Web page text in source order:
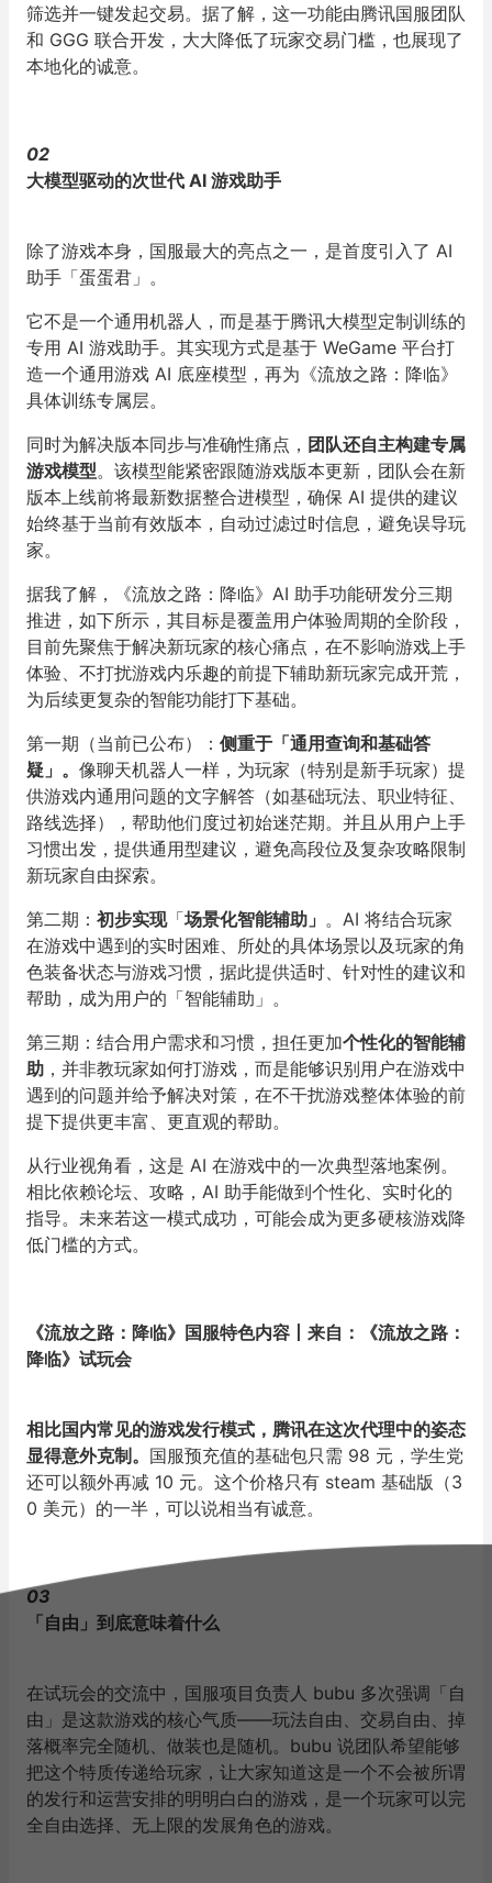
筛选并一键发起交易。据了解，这一功能由腾讯国服团队
和 GGG 联合开发，大大降低了玩家交易门槛，也展现了
本地化的诚意。
02
大模型驱动的次世代 AI 游戏助手
除了游戏本身，国服最大的亮点之一，是首度引入了 AI
助手「蛋蛋君」。
它不是一个通用机器人，而是基于腾讯大模型定制训练的
专用 AI 游戏助手。其实现方式是基于 WeGame 平台打
造一个通用游戏 AI 底座模型，再为《流放之路：降临》
具体训练专属层。
同时为解决版本同步与准确性痛点， 团队还自主构建专属
游戏模型。该模型能紧密跟随游戏版本更新，团队会在新
版本上线前将最新数据整合进模型，确保 AI 提供的建议
始终基于当前有效版本，自动过滤过时信息，避免误导玩
家。
据我了解，《流放之路：降临》AI 助手功能研发分三期
推进，如下所示，其目标是覆盖用户体验周期的全阶段，
目前先聚焦于解决新玩家的核心痛点，在不影响游戏上手
体验、不打扰游戏内乐趣的前提下辅助新玩家完成开荒，
为后续更复杂的智能功能打下基础。
第一期（当前已公布）： 侧重于「通用查询和基础答
疑」。 像聊天机器人一样，为玩家（特别是新手玩家）提
供游戏内通用问题的文字解答（如基础玩法、职业特征、
路线选择），帮助他们度过初始迷茫期。并且从用户上手
习惯出发，提供通用型建议，避免高段位及复杂攻略限制
新玩家自由探索。
第二期： 初步实现「场景化智能辅助」 。AI 将结合玩家
在游戏中遇到的实时困难、所处的具体场景以及玩家的角
色装备状态与游戏习惯，据此提供适时、针对性的建议和
帮助，成为用户的「智能辅助」。
第三期：结合用户需求和习惯，担任更加个性化的智能辅
助 ，并非教玩家如何打游戏，而是能够识别用户在游戏中
遇到的问题并给予解决对策，在不干扰游戏整体体验的前
提下提供更丰富、更直观的帮助。
从行业视角看，这是 AI 在游戏中的一次典型落地案例。
相比依赖论坛、攻略，AI 助手能做到个性化、实时化的
指导。未来若这一模式成功，可能会成为更多硬核游戏降
低门槛的方式。
《流放之路：降临》国服特色内容丨来自：《流放之路：
降临》试玩会
相比国内常见的游戏发行模式，腾讯在这次代理中的姿态
显得意外克制。 国服预充值的基础包只需 98 元，学生党
还可以额外再减 10 元。这个价格只有 steam 基础版（3
0 美元）的一半，可以说相当有诚意。
03
「自由」到底意味着什么
在试玩会的交流中，国服项目负责人 bubu 多次强调「自
由」是这款游戏的核心气质——玩法自由、交易自由、掉
落概率完全随机、做装也是随机。bubu 说团队希望能够
把这个特质传递给玩家，让大家知道这是一个不会被所谓
的发行和运营安排的明明白白的游戏，是一个玩家可以完
全自由选择、无上限的发展角色的游戏。